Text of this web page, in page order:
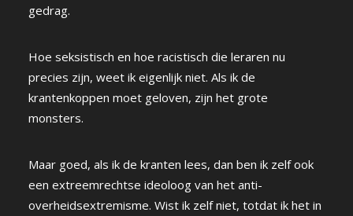
gedrag.
Hoe seksistisch en hoe racistisch die leraren nu
precies zijn, weet ik eigenlijk niet. Als ik de
krantenkoppen moet geloven, zijn het grote
monsters.
Maar goed, als ik de kranten lees, dan ben ik zelf ook
een extreemrechtse ideoloog van het anti-
overheidsextremisme. Wist ik zelf niet, totdat ik het in